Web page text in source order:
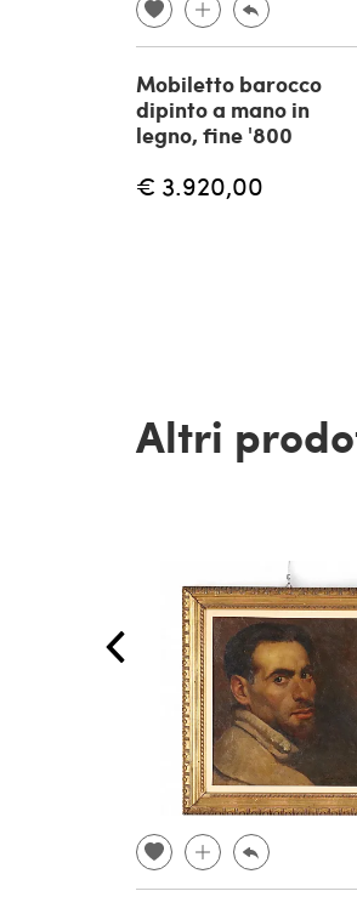
Mobiletto barocco
dipinto a mano in
legno, fine '800
€ 3.920,00
Altri